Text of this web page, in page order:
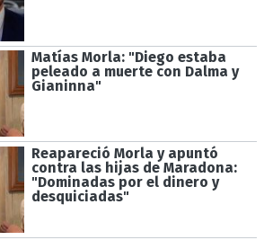
Matías Morla: "Diego estaba
peleado a muerte con Dalma y
Gianinna"
Reapareció Morla y apuntó
contra las hijas de Maradona:
"Dominadas por el dinero y
desquiciadas"